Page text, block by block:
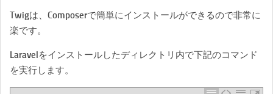
Twigは、Composerで簡単にインストールができるので非常に
楽です。
Laravelをインストールしたディレクトリ内で下記のコマンド
を実行します。